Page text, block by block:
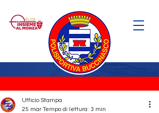
Ufficio Stampa
25 mar Tempo di lettura: 3 min